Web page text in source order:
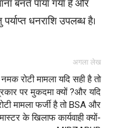
बनते पाया गया है और
धनराशि उपलब्ध है।
अगला लेख
नमक रोटी मामला यदि सही है तो
पर मुकदमा क्यों ?और यदि
मामला फर्जी है तो BSA और
मास्टर के खिलाफ कार्यवाही क्यों-